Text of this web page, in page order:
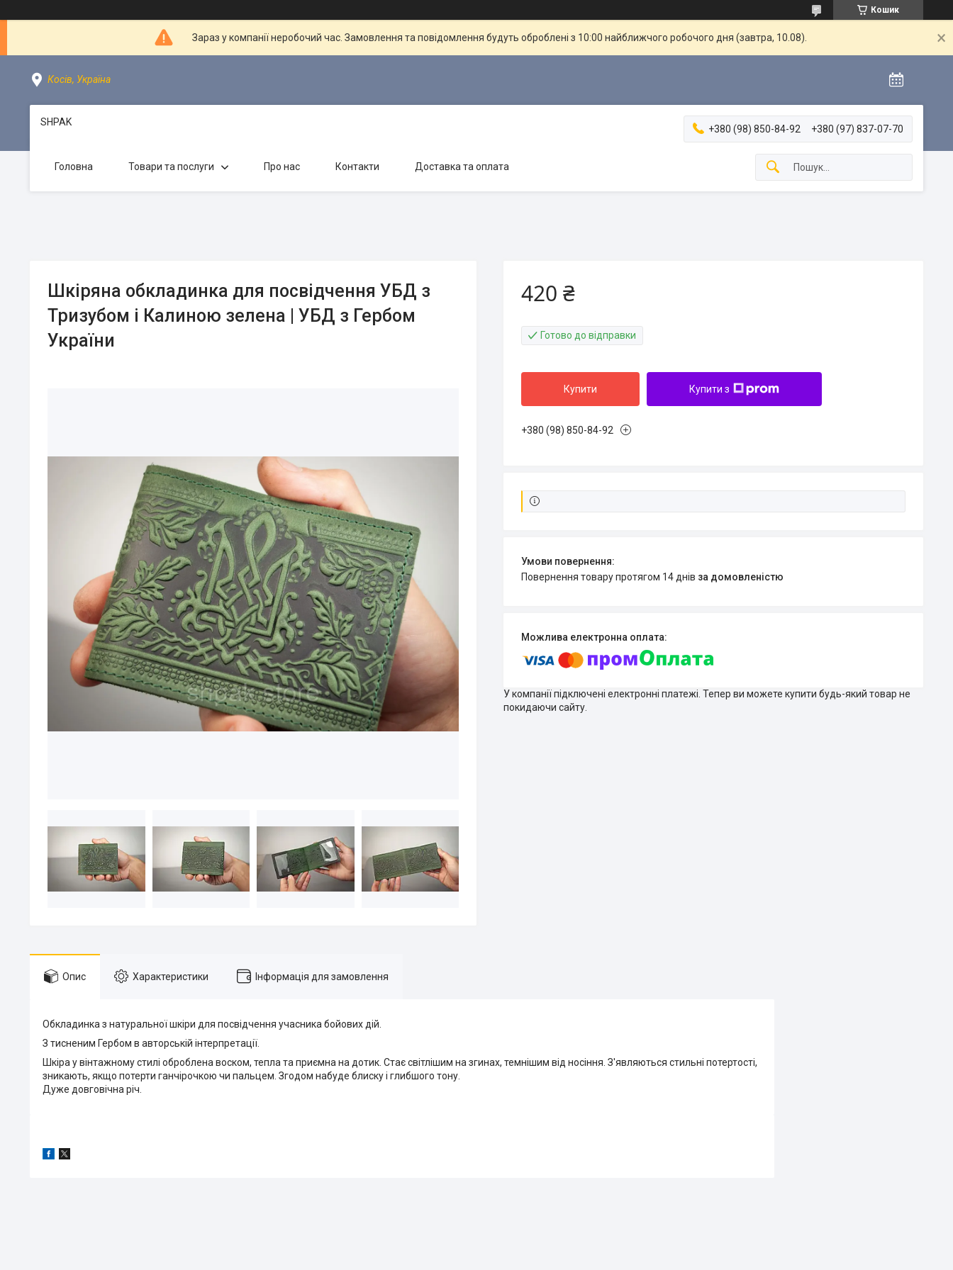
Кошик
Зараз у компанії неробочий час. Замовлення та повідомлення будуть оброблені з 10:00 найближчого робочого дня (завтра, 10.08).
Косів, Україна
SHPAK
+380 (98) 850-84-92 +380 (97) 837-07-70
Головна Товари та послуги Про нас Контакти Доставка та оплата
Шкіряна обкладинка для посвідчення УБД з
Тризубом і Калиною зелена | УБД з Гербом
України
420 ₴
Готово до відправки
Купити Купити з
+380 (98) 850-84-92
повернення товару протягом 14 днів за домовленістю
У компанії підключені електронні платежі. Тепер ви можете купити будь-який товар не
покидаючи сайту.
Опис Характеристики Інформація для замовлення
Обкладинка з натуральної шкіри для посвідчення учасника бойових дій.
З тисненим Гербом в авторській інтерпретації.
Шкіра у вінтажному стилі оброблена воском, тепла та приємна на дотик. Стає світлішим на згинах, темнішим від носіння. З'являються стильні потертості,
зникають, якщо потерти ганчірочкою чи пальцем. Згодом набуде блиску і глибшого тону.
Дуже довговічна річ.